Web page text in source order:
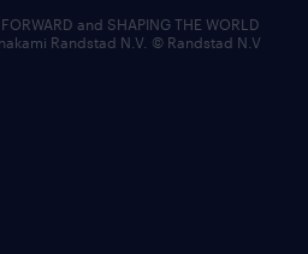
FORWARD and SHAPING THE WORLD
Randstad N.V. © Randstad N.V